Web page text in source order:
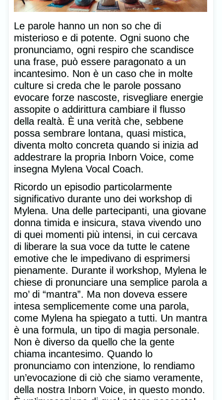
Le parole hanno un non so che di
misterioso e di potente. Ogni suono che
pronunciamo, ogni respiro che scandisce
una frase, può essere paragonato a un
incantesimo. Non è un caso che in molte
culture si creda che le parole possano
evocare forze nascoste, risvegliare energie
assopite o addirittura cambiare il flusso
della realtà. È una verità che, sebbene
possa sembrare lontana, quasi mistica,
diventa molto concreta quando si inizia ad
addestrare la propria Inborn Voice, come
insegna Mylena Vocal Coach.
Ricordo un episodio particolarmente
significativo durante uno dei workshop di
Mylena. Una delle partecipanti, una giovane
donna timida e insicura, stava vivendo uno
di quei momenti più intensi, in cui cercava
di liberare la sua voce da tutte le catene
emotive che le impedivano di esprimersi
pienamente. Durante il workshop, Mylena le
chiese di pronunciare una semplice parola a
mo’ di “mantra”. Ma non doveva essere
intesa semplicemente come una parola,
come Mylena ha spiegato a tutti. Un mantra
è una formula, un tipo di magia personale.
Non è diverso da quello che la gente
chiama incantesimo. Quando lo
pronunciamo con intenzione, lo rendiamo
un’evocazione di ciò che siamo veramente,
della nostra Inborn Voice, in questo mondo.